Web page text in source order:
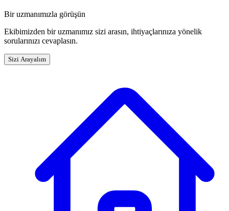
Bir uzmanımızla görüşün
Ekibimizden bir uzmanımız sizi arasın, ihtiyaçlarınıza yönelik
sorularınızı cevaplasın.
Sizi Arayalım